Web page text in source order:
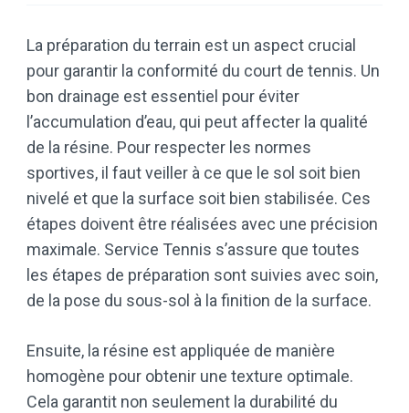
La préparation du terrain est un aspect crucial
pour garantir la conformité du court de tennis. Un
bon drainage est essentiel pour éviter
l’accumulation d’eau, qui peut affecter la qualité
de la résine. Pour respecter les normes
sportives, il faut veiller à ce que le sol soit bien
nivelé et que la surface soit bien stabilisée. Ces
étapes doivent être réalisées avec une précision
maximale. Service Tennis s’assure que toutes
les étapes de préparation sont suivies avec soin,
de la pose du sous-sol à la finition de la surface.
Ensuite, la résine est appliquée de manière
homogène pour obtenir une texture optimale.
Cela garantit non seulement la durabilité du